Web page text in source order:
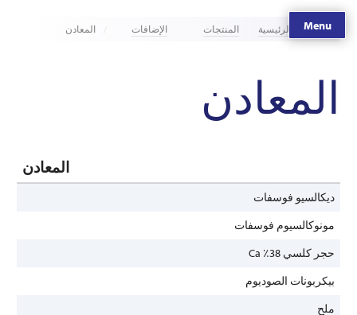
Menu
الصفحة الرئيسية المنتجات الإضافات المعادن
المعادن
المعادن
ديكالسيو فوسفات
مونوكالسيوم فوسفات
حجر كلسي 38٪ Ca
بيكربونات الصوديوم
ملح